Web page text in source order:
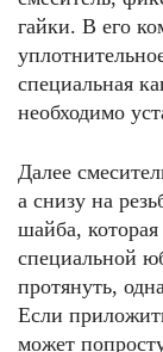
гайки. В его
специальная
необходимо
Далее
а снизу на
шайба,
специальной
протянуть,
Если
может